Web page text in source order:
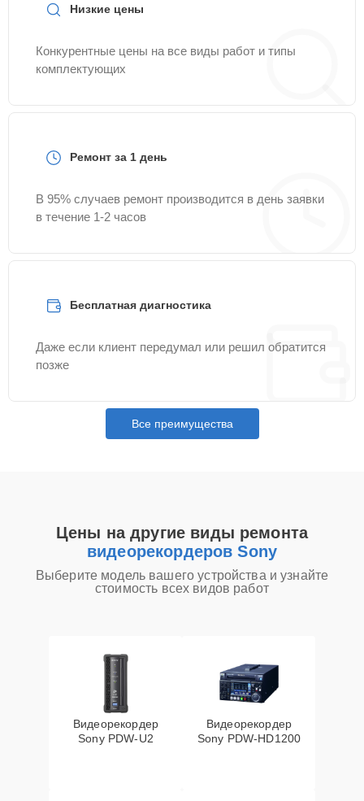
Низкие цены
Конкурентные цены на все виды работ и типы
комплектующих
Ремонт за 1 день
В 95% случаев ремонт производится в день заявки
в течение 1-2 часов
Бесплатная диагностика
Даже если клиент передумал или решил обратится
позже
Все преимущества
Цены на другие виды ремонта
видеорекордеров Sony
Выберите модель вашего устройства и узнайте
стоимость всех видов работ
Видеорекордер
Sony PDW-U2
Видеорекордер
Sony PDW-HD1200